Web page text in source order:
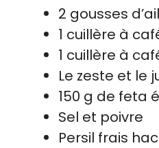
2 gousses
1 cuillère à
1 cuillère à
Le zeste et le
150 g de feta
Sel et poivre
Persil frais